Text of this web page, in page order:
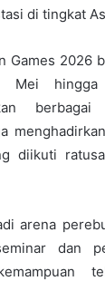
di tingkat
Games 2026
Mei
diikuti
arena
dan